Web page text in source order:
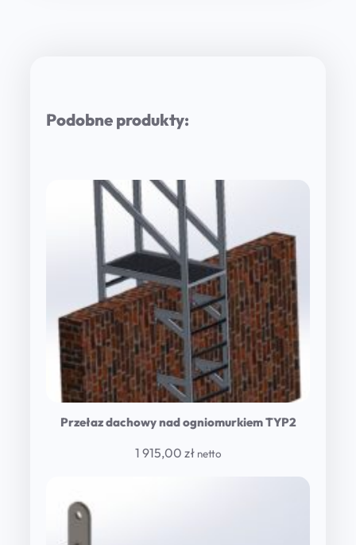
Podobne produkty:
Przełaz dachowy nad ogniomurkiem TYP2
1 915,00 zł netto